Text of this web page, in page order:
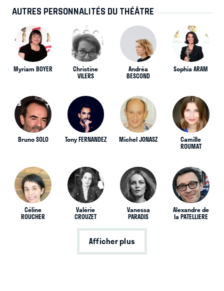
AUTRES PERSONNALITÉS DU THÉÂTRE
Myriam BOYER Christine
VILERS
Andréa
BESCOND
Sophia ARAM
Bruno SOLO Tony FERNANDEZ Michel JONASZ Camille
ROUMAT
Céline
ROUCHER
Valérie
CROUZET
Vanessa
PARADIS
Alexandre de
la PATELLIERE
Afficher plus